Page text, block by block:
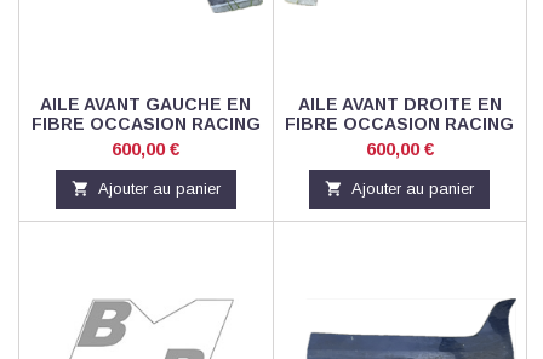
AILE AVANT GAUCHE EN
FIBRE OCCASION RACING
94450302100
Prix
600,00 €
 Ajouter au panier
AILE AVANT DROITE EN
FIBRE OCCASION RACING
94450302200
Prix
600,00 €
 Ajouter au panier